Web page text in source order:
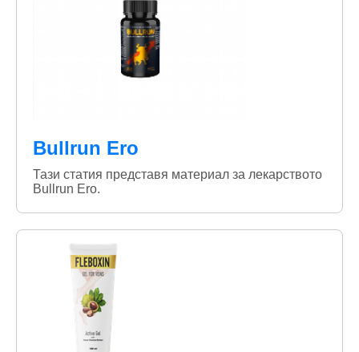
Bullrun Ero
Тази статия представя материал за лекарството
Bullrun Ero.